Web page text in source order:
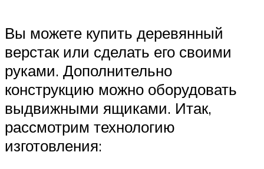
Вы можете купить деревянный
верстак или сделать его своими
руками. Дополнительно
конструкцию можно оборудовать
выдвижными ящиками. Итак,
рассмотрим технологию
изготовления: